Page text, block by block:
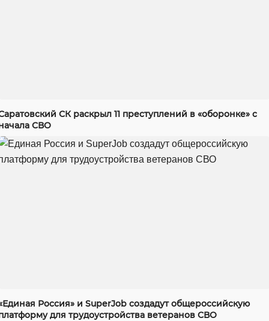
СК раскрыл 11 преступлений в «оборонке» с
СВО
Россия» и SuperJob создадут общероссийскую
для трудоустройства ветеранов СВО